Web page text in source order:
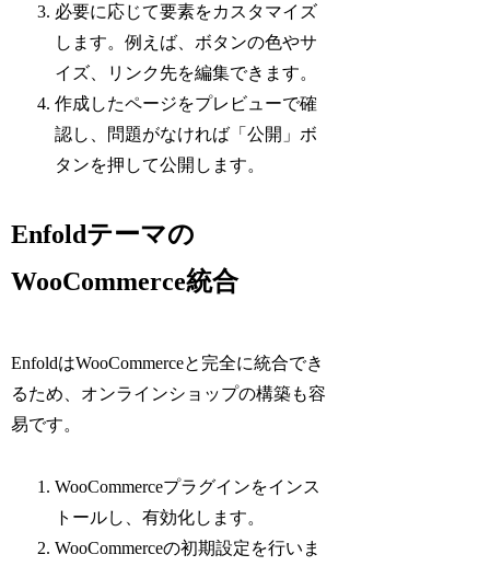
必要に応じて要素をカスタマイズ
します。例えば、ボタンの色やサ
イズ、リンク先を編集できます。
作成したページをプレビューで確
認し、問題がなければ「公開」ボ
タンを押して公開します。
Enfoldテーマの
WooCommerce統合
EnfoldはWooCommerceと完全に統合でき
るため、オンラインショップの構築も容
易です。
WooCommerceプラグインをインス
トールし、有効化します。
WooCommerceの初期設定を行いま